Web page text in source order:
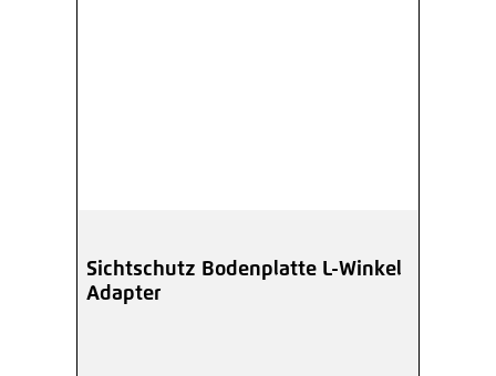
Sichtschutz Bodenplatte L-Winkel
Adapter